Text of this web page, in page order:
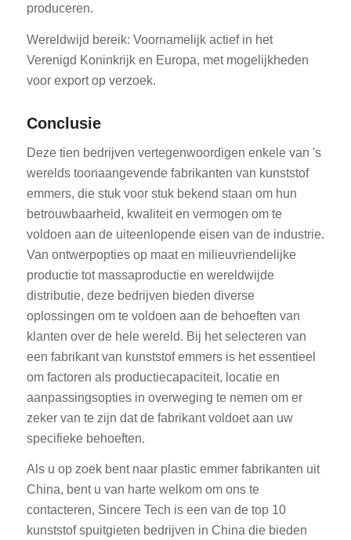
produceren.
Wereldwijd bereik: Voornamelijk actief in het
Verenigd Koninkrijk en Europa, met mogelijkheden
voor export op verzoek.
Conclusie
Deze tien bedrijven vertegenwoordigen enkele van 's
werelds toonaangevende fabrikanten van kunststof
emmers, die stuk voor stuk bekend staan om hun
betrouwbaarheid, kwaliteit en vermogen om te
voldoen aan de uiteenlopende eisen van de industrie.
Van ontwerpopties op maat en milieuvriendelijke
productie tot massaproductie en wereldwijde
distributie, deze bedrijven bieden diverse
oplossingen om te voldoen aan de behoeften van
klanten over de hele wereld. Bij het selecteren van
een fabrikant van kunststof emmers is het essentieel
om factoren als productiecapaciteit, locatie en
aanpassingsopties in overweging te nemen om er
zeker van te zijn dat de fabrikant voldoet aan uw
specifieke behoeften.
Als u op zoek bent naar plastic emmer fabrikanten uit
China, bent u van harte welkom om ons te
contacteren, Sincere Tech is een van de top 10
kunststof spuitgieten bedrijven in China die bieden